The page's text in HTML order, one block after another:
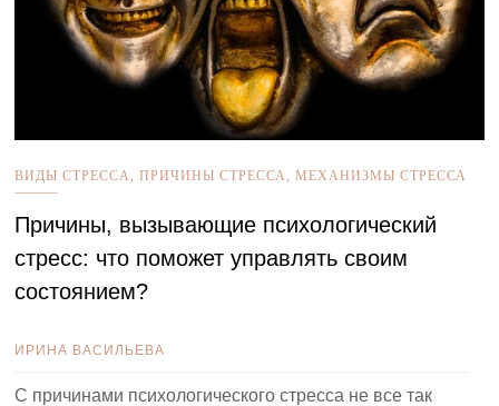
ВИДЫ СТРЕСCА, ПРИЧИНЫ СТРЕССА, МЕХАНИЗМЫ СТРЕССА
Причины, вызывающие психологический
стресс: что поможет управлять своим
состоянием?
ИРИНА ВАСИЛЬЕВА
С причинами психологического стресса не все так